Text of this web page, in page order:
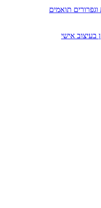
תואמים
בעיצוב אישי